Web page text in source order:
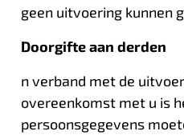
geen uitvoering kunnen
Doorgifte aan derden
n verband met de
overeenkomst met u is
persoonsgegevens